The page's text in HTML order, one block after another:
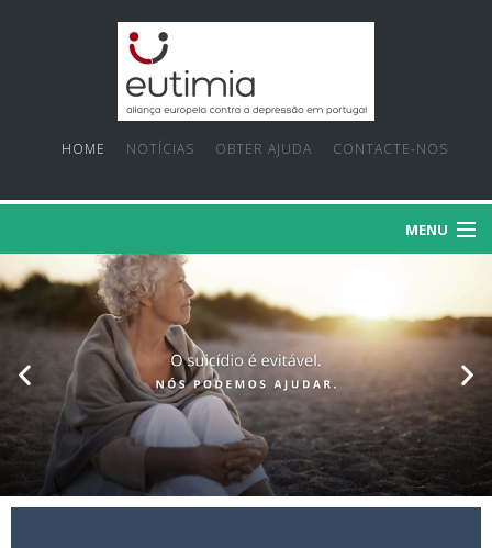
HOME NOTÍCIAS OBTER AJUDA CONTACTE-NOS
MENU
SOBRE NÓS
PRIORIDADES
FACTOS E MITOS
PROJECTOS